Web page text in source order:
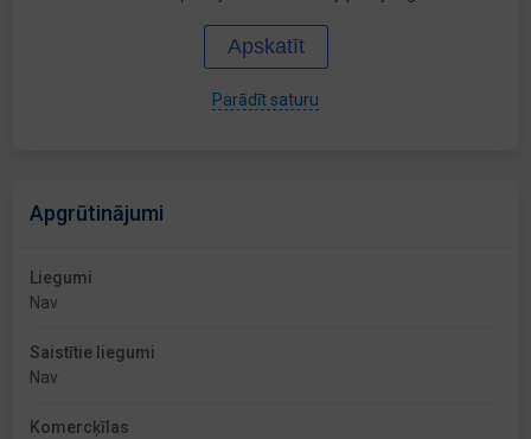
Apskatīt
Parādīt saturu
Apgrūtinājumi
Liegumi
Nav
Saistītie liegumi
Nav
Komercķīlas